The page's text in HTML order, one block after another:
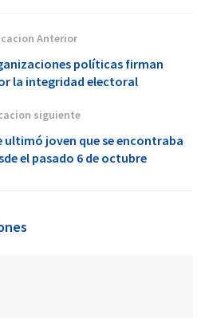
Anterior
políticas firman
la integridad electoral
siguiente
joven que se encontraba
el pasado 6 de octubre